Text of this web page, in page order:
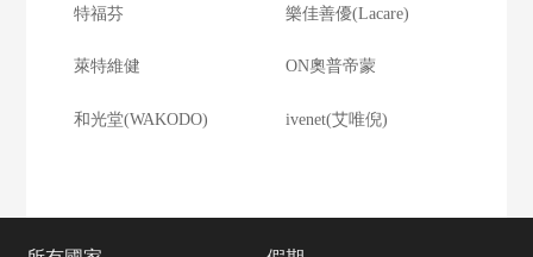
特福芬 樂佳善優(Lacare)
萊特維健 ON奧普帝蒙
和光堂(WAKODO) ivenet(艾唯倪)